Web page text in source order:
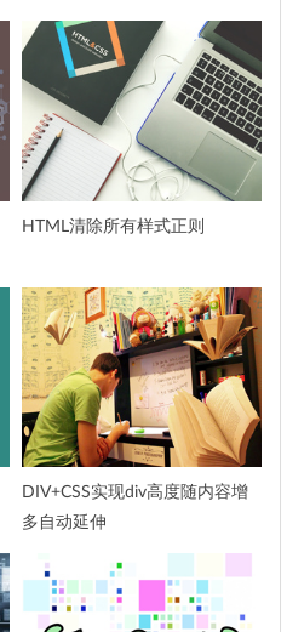
HTML清除所有样式正则
DIV+CSS实现div高度随内容增
多自动延伸